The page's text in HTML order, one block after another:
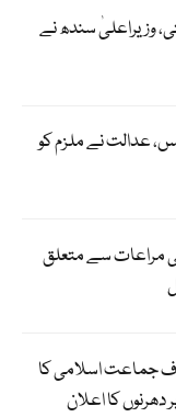
وزیراعلیٰ سندھ نے
عدالت نے ملزم کو
کی مراعات سے متعلق
جماعت اسلامی کا